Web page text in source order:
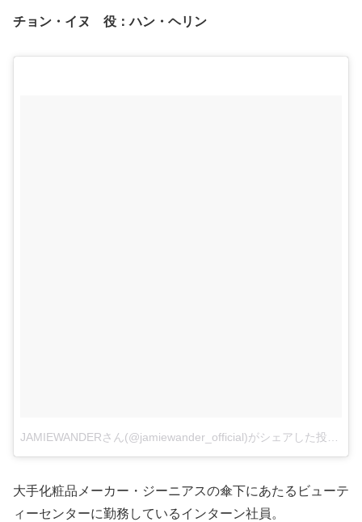
チョン・イヌ 役：ハン・ヘリン
大手化粧品メーカー・ジーニアスの傘下にあたるビューテ
ィーセンターに勤務しているインターン社員。